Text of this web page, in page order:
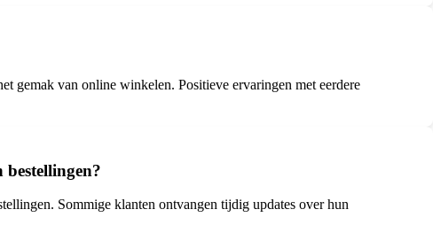
gemak van online winkelen. Positieve ervaringen met eerdere
Sommige klanten ontvangen tijdig updates over hun